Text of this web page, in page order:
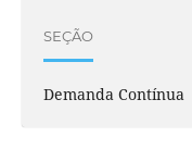
SEÇÃO
Demanda Contínua